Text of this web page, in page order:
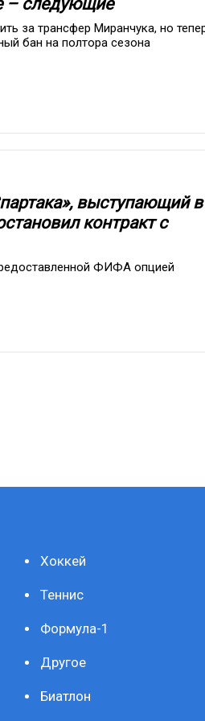
за трансфер Миранчука, но
бан на полтора сезона
выступающий в
контракт с
ФИФА опцией
Хоккей
Теннис
Формула-1
Другое
Биатлон